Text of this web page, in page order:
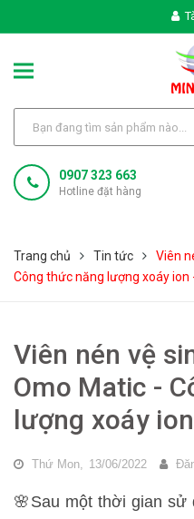
0907 323 663
Hotline đặt hàng
Trang chủ Tin tức
Viên
Công thức năng lượng xoáy ion
Viên nén vệ
Omo Matic -
lượng xoáy
Thứ Mon, 13/06/2022
🌸Sau một thời gian sử